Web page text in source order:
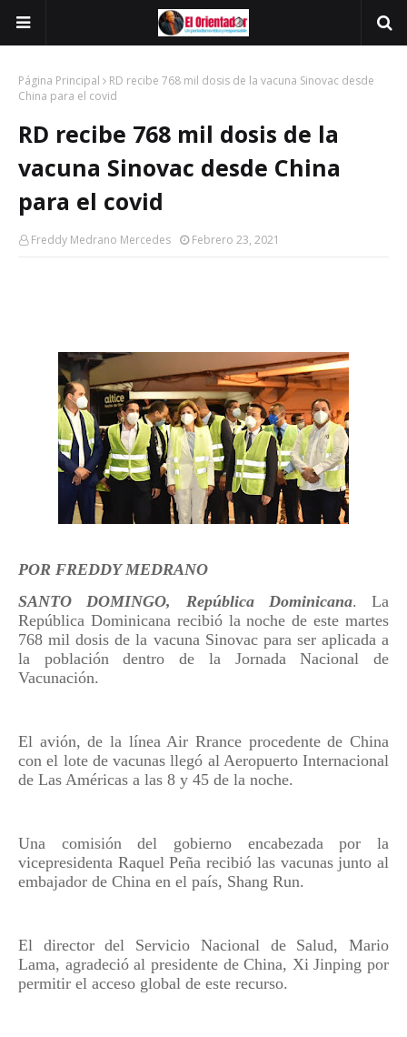
Página Principal
RD recibe 768 mil dosis de la vacuna Sinovac desde
China para el covid
RD recibe 768 mil dosis de la
vacuna Sinovac desde China
para el covid
Freddy Medrano Mercedes Febrero 23, 2021
POR FREDDY MEDRANO
SANTO DOMINGO, República Dominicana. La
República Dominicana recibió la noche de este martes
768 mil dosis de la vacuna Sinovac para ser aplicada a
la población dentro de la Jornada Nacional de
Vacunación.
El avión, de la línea Air Rrance procedente de China
con el lote de vacunas llegó al Aeropuerto Internacional
de Las Américas a las 8 y 45 de la noche.
Una comisión del gobierno encabezada por la
vicepresidenta Raquel Peña recibió las vacunas junto al
embajador de China en el país, Shang Run.
El director del Servicio Nacional de Salud, Mario
Lama, agradeció al presidente de China, Xi Jinping por
permitir el acceso global de este recurso.